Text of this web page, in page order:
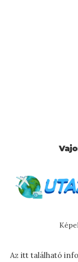
Az itt található